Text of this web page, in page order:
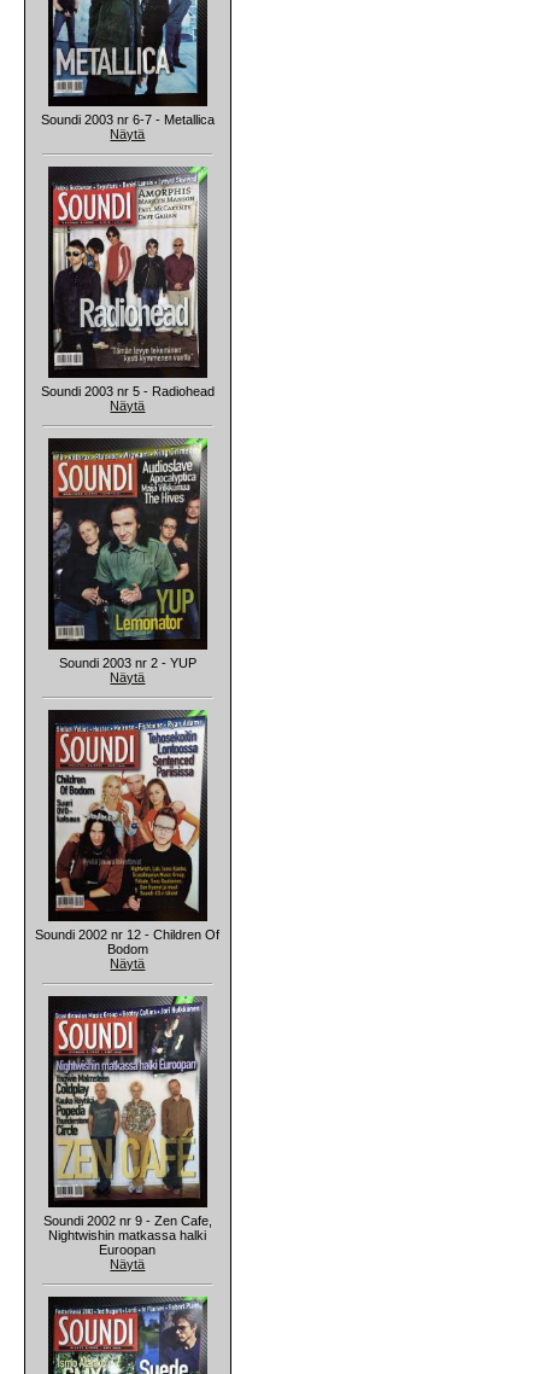
Soundi 2003 nr 6-7 - Metallica
Näytä
Soundi 2003 nr 5 - Radiohead
Näytä
Soundi 2003 nr 2 - YUP
Näytä
Soundi 2002 nr 12 - Children Of
Bodom
Näytä
Soundi 2002 nr 9 - Zen Cafe,
Nightwishin matkassa halki
Euroopan
Näytä